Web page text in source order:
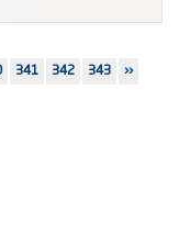
Page
341 Page
342 Page
343
Page
››